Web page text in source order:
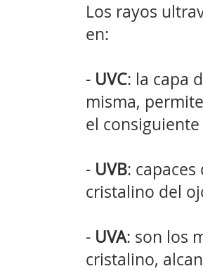
Los rayos
en:
- UVC: la capa
misma,
el
- UVB:
cristalino del
- UVA: son los
cristalino,